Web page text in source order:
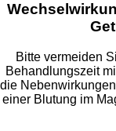
Bitte vermeiden
Behandlungszeit
die
einer Blutung im